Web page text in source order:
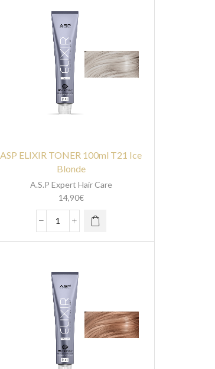
ASP ELIXIR TONER 100ml T21 Ice
Blonde
A.S.P Expert Hair Care
14,90€